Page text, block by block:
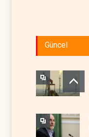
Güncel